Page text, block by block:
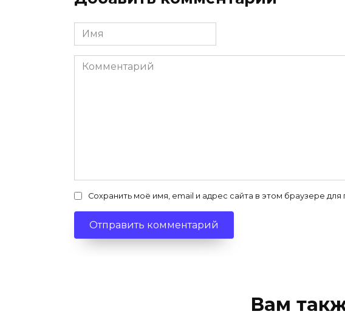
Имя
*
Комментарий
Сохранить моё имя, email и адрес сайта в этом браузере
Вам